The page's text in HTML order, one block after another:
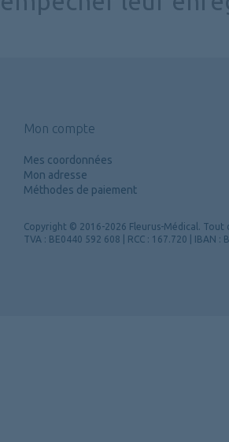
Mon compte
Mes coordonnées
Mon adresse
Méthodes de paiement
Copyright © 2016-2026 Fleurus-Médical. Tout
TVA : BE0440 592 608 | RCC : 167.720 | IBAN :